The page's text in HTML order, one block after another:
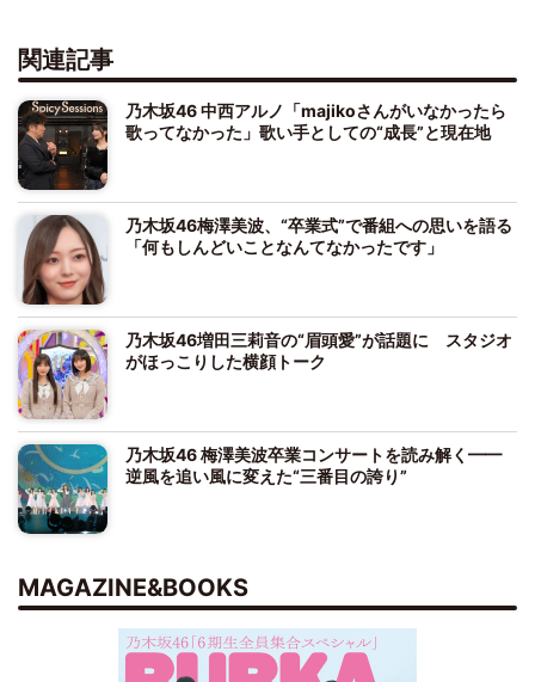
関連記事
乃木坂46 中西アルノ「majikoさんがいなかったら
歌ってなかった」歌い手としての“成長”と現在地
乃木坂46梅澤美波、“卒業式”で番組への思いを語る
「何もしんどいことなんてなかったです」
乃木坂46増田三莉音の“眉頭愛”が話題に スタジオ
がほっこりした横顔トーク
乃木坂46 梅澤美波卒業コンサートを読み解く━━
逆風を追い風に変えた“三番目の誇り”
MAGAZINE&BOOKS